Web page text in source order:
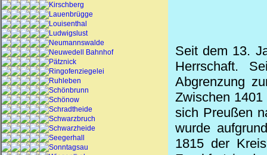
Kirschberg
Lauenbrügge
Louisenthal
Ludwigslust
Neumannswalde
Neuwedell Bahnhof
Pätznick
Ringofenziegelei
Ruhleben
Schönbrunn
Schönow
Schradtheide
Schwarzbruch
Schwarzheide
Seegerhall
Sonntagsau
Seit dem 13.
Herrschaft.
Abgrenzung
Zwischen
sich Preußen
wurde
1815 der